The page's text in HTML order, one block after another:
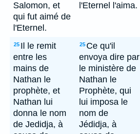
Salomon, et
qui fut aimé de
l'Eternel.
l'Eternel l'aima.
25 Il le remit
entre les
mains de
Nathan le
prophète, et
Nathan lui
donna le nom
de Jedidja, à
25 Ce qu'il
envoya dire par
le ministère de
Nathan le
Prophète, qui
lui imposa le
nom de
Jédidja, à